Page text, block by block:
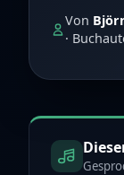
Von
·